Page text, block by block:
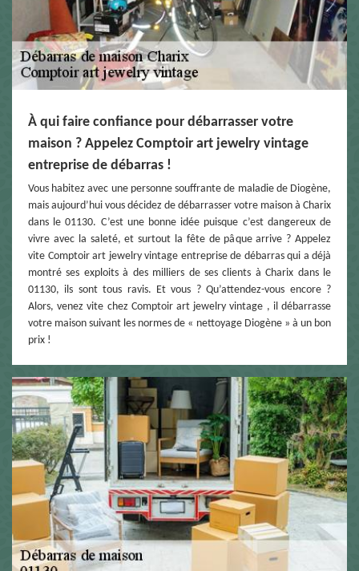
À qui faire confiance pour débarrasser votre
maison ? Appelez Comptoir art jewelry vintage
entreprise de débarras !
Vous habitez avec une personne souffrante de maladie de Diogène,
mais aujourd’hui vous décidez de débarrasser votre maison à Charix
dans le 01130. C’est une bonne idée puisque c’est dangereux de
vivre avec la saleté, et surtout la fête de pâque arrive ? Appelez
vite Comptoir art jewelry vintage entreprise de débarras qui a déjà
montré ses exploits à des milliers de ses clients à Charix dans le
01130, ils sont tous ravis. Et vous ? Qu’attendez-vous encore ?
Alors, venez vite chez Comptoir art jewelry vintage , il débarrasse
votre maison suivant les normes de « nettoyage Diogène » à un bon
prix !